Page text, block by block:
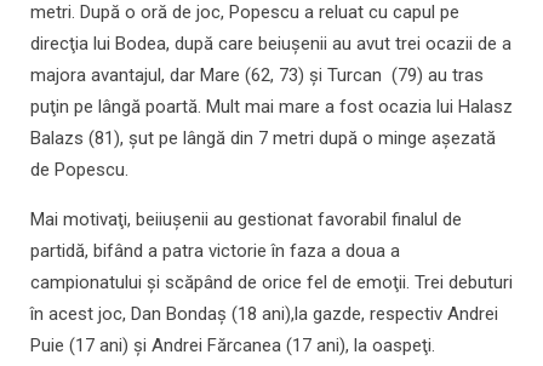
metri. După o oră de joc, Popescu a reluat cu capul pe
direcţia lui Bodea, după care beiuşenii au avut trei ocazii de a
majora avantajul, dar Mare (62, 73) şi Turcan (79) au tras
puţin pe lângă poartă. Mult mai mare a fost ocazia lui Halasz
Balazs (81), şut pe lângă din 7 metri după o minge aşezată
de Popescu.
Mai motivaţi, beiiuşenii au gestionat favorabil finalul de
partidă, bifând a patra victorie în faza a doua a
campionatului şi scăpând de orice fel de emoţii. Trei debuturi
în acest joc, Dan Bondaş (18 ani),la gazde, respectiv Andrei
Puie (17 ani) şi Andrei Fărcanea (17 ani), la oaspeţi.